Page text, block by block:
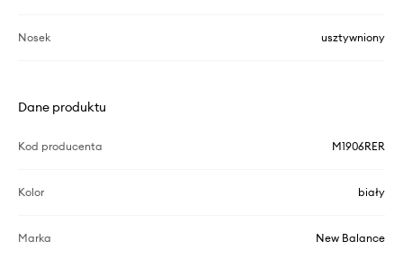
Nosek usztywniony
Dane produktu
Kod producenta M1906RER
Kolor biały
Marka New Balance